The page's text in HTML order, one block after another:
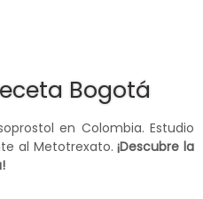
Bogotá
en Colombia. Estudio
al Metotrexato.¡Descubre la